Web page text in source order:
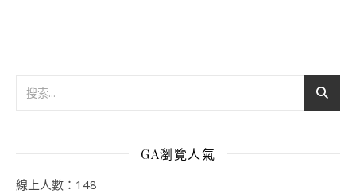
GA瀏覽人氣
線上人數：148